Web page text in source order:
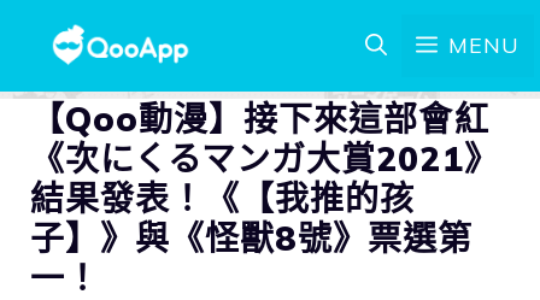
MENU
【Qoo動漫】接下來這部會紅
《次にくるマンガ大賞2021》
結果發表！《【我推的孩
子】》與《怪獸8號》票選第
一！